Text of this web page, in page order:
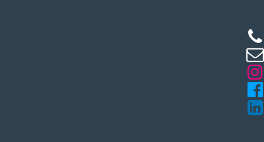




